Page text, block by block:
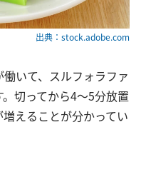
出典：stock.adobe.com
いて、スルフォラファ
切ってから4～5分放置
えることが分かってい